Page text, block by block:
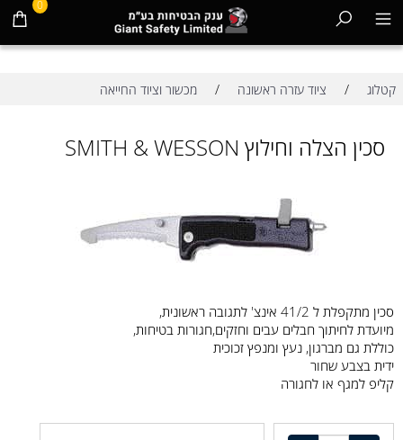
0
קטלוג / ציוד עזרה ראשונה / מכשור וציוד החייאה
סכין הצלה וחילוץ SMITH & WESSON
סכין מתקפלת ל 41/2 אינצ' לתגובה ראשונית,
מיועדת לחיתוך חבלים עבים וחזקים,חגורות בטיחות,
כוללת גם מברגון, נעץ ומנפץ זכוכית
ידית בצבע שחור
קליפ למגף או לחגורה